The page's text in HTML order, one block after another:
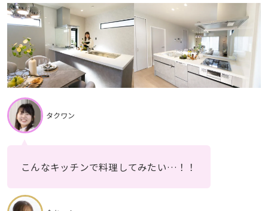
タクワン
こんなキッチンで料理してみたい…！！